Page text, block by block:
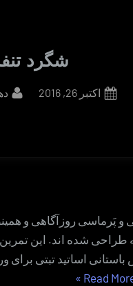
شگرد
Posted
اکتبر 26, 2016
و پَرماسی روزآگاهی و
طراحی شده اند. این
اساتید تبتی برای
Read “شگرد
»